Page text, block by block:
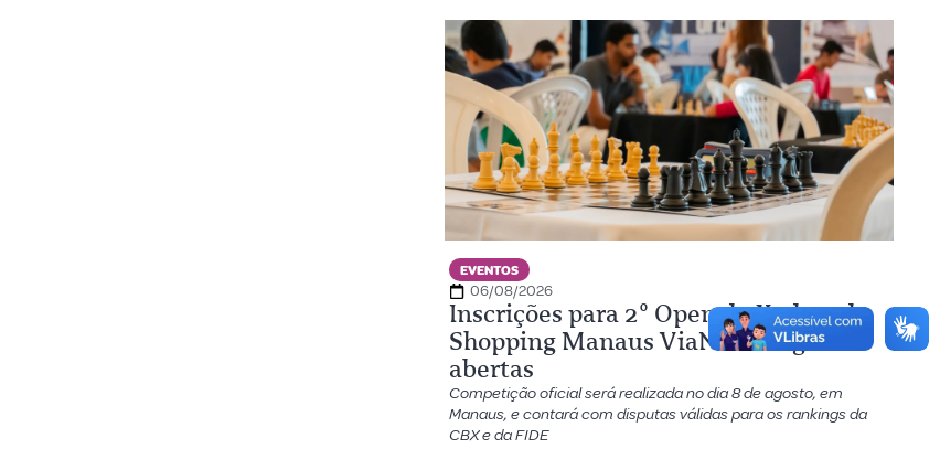
EVENTOS
06/08/2026
Inscrições para 2º Open de Xadrez do
Shopping Manaus ViaNorte seguem
abertas
Competição oficial será realizada no dia 8 de agosto, em
Manaus, e contará com disputas válidas para os rankings da
CBX e da FIDE